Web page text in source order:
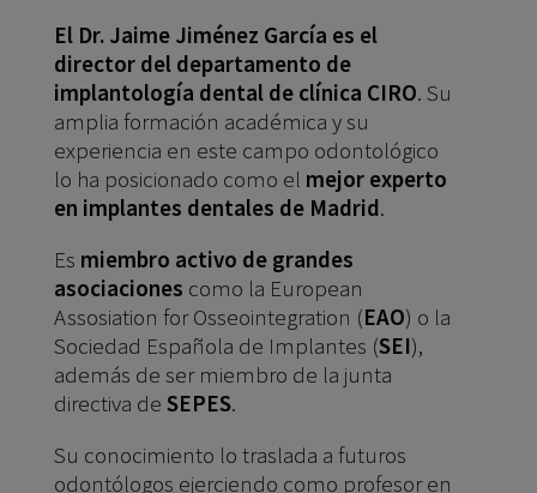
El Dr. Jaime Jiménez García es el
director del departamento de
implantología dental de clínica CIRO. Su
amplia formación académica y su
experiencia en este campo odontológico
lo ha posicionado como el mejor experto
en implantes dentales de Madrid.
Es miembro activo de grandes
asociaciones como la European
Assosiation for Osseointegration (EAO) o la
Sociedad Española de Implantes (SEI),
además de ser miembro de la junta
directiva de SEPES.
Su conocimiento lo traslada a futuros
odontólogos ejerciendo como profesor en